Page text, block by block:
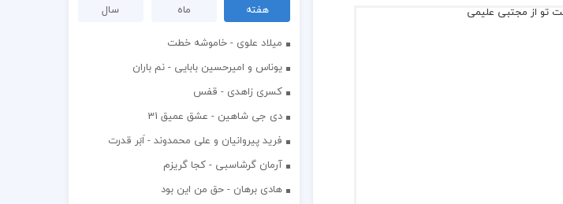
هفته ماه
سال
میلاد علوی - خاموشه خطت
یوناس و امیرحسین بابایی - نم باران
کسری زاهدی - قفس
دی جی شاهین - عشق عمیق 31
فرید پیروانیان و علی محمدوند - اَبَر قدرت
آرمان گرشاسبی - کجا گریزم
هادی برهان - حق من این بود